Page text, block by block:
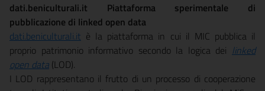
dati.beniculturali.it Piattaforma sperimentale di
pubblicazione di linked open data
dati.beniculturali.it è la piattaforma in cui il MIC pubblica il
proprio patrimonio informativo secondo la logica dei linked
open data (LOD).
I LOD rappresentano il frutto di un processo di cooperazione